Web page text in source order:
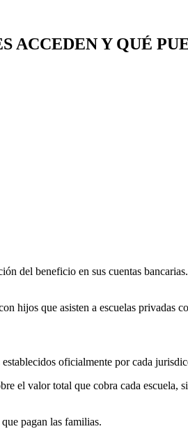
ACCEDEN Y QUÉ
del beneficio en sus cuentas
hijos que asisten a escuelas privadas
oficialmente por cada
el valor total que cobra cada escuela,
pagan las familias.